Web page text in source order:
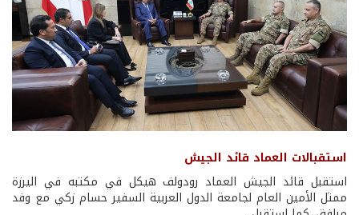
استقبالات العماد قائد الجيش
استقبل قائد الجيش العماد رودولف هيكل في مكتبه في اليرزة
ممثل الأمين العام لجامعة الدول العربية السفير حسام زكي مع وفد